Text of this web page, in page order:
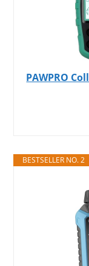
PAWPRO
BESTSELLER NO. 2